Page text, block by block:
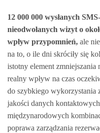
12 000 000 wysłanych
nieodwołanych wizyt o
wpływ przypomnień, ale
na to, o ile dni skróciły się
istotny element
realny wpływ na czas
do szybkiego wykorzystania
jakości danych
międzynarodowych
poprawa zarządzania